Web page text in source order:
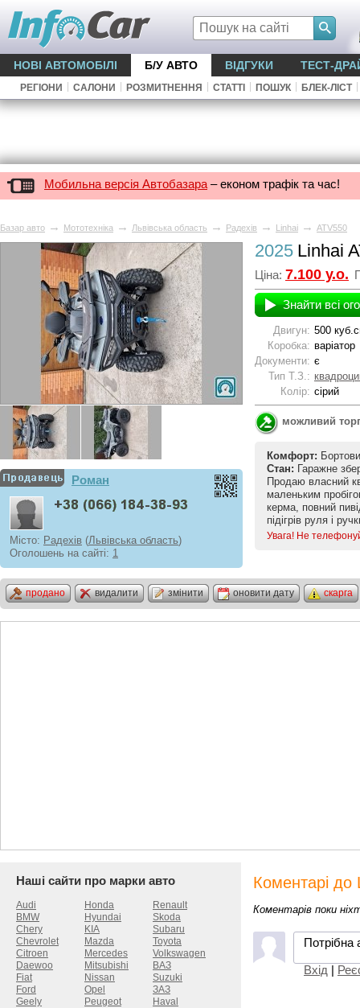
НОВІ АВТОМОБІЛІ Б/У АВТО ВІДГУКИ ТЕСТ-
РЕГІОНИ САЛОНИ РОЗМИТНЕННЯ СТАТТІ ПОШУК БЛЕК-ЛІСТ
Мобильна версія Автобазара – економ трафік та час!
Базар авто → Мототехніка → Львівська область → Радехів → Linhai → ATV550
Роман
Місто: Радехів (Львівська область)
Оголошень на сайті: 1
2025 Linhai
Ціна: 7.100 у.о.
Знайти всі
Двигун: 500
Коробка: варіатор
Документи: є
Тип Т.З.:
Колір: сірий
можливий торг
Комфорт:
Стан: Гаражне
Продаю власний
маленьким
керма, повний
підігрів руля і
Увага! Не
продано видалити змінити оновити дату скарга
Наші сайти про марки авто
Audi Honda
Renault
BMW
Hyundai
Skoda
Chery
KIA
Subaru
Chevrolet
Mazda
Toyota
Citroen
Mercedes
Volkswagen
Daewoo
Mitsubishi
ВАЗ
Fiat
Nissan
Suzuki
Ford
Opel
ЗАЗ
Geely
Peugeot Haval
Коментарі до
Коментарів поки
Потрібна
Вхід |